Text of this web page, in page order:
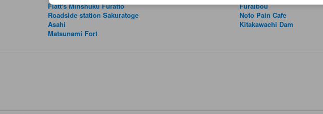
Flatt's Minshuku Furatto
Roadside station Sakuratoge
Asahi
Matsunami Fort
Furaibou
Noto Pain Cafe
Kitakawachi Dam